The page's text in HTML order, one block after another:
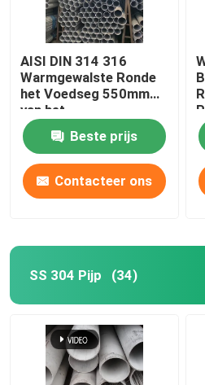
AISI DIN 314 316
Warmgewalste Ronde
het Voedseg 550mm
van het
Staalbuizenstelsel
Beste prijs
Contacteer ons
SS 304 Pijp (34)